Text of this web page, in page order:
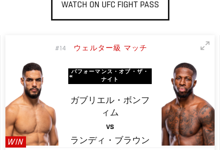
WATCH ON UFC FIGHT PASS
#14 ウェルター級 マッチ
WIN
パフォーマンス・オブ・ザ・
ナイト
ガブリエル・ボンフ
ィム
VS
ランディ・ブラウン